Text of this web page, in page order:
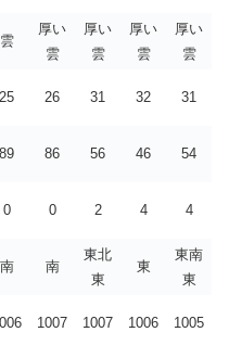
雲
厚い
雲
厚い
雲
厚い
雲
厚い
雲
25 26 31 32 31
89 86 56 46 54
0 0 2 4 4
南 南
東北
東
東
東南
東
1007 1007 1006 1005